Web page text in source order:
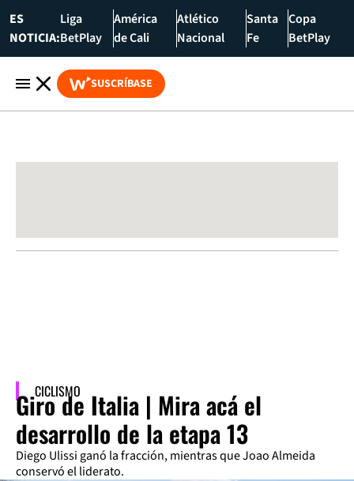
ES
NOTICIA:
Liga
BetPlay
América
de Cali
Atlético
Nacional
Santa
Fe
Copa
BetPlay
SUSCRÍBASE
CICLISMO
Giro de Italia | Mira acá el
desarrollo de la etapa 13
Diego Ulissi ganó la fracción, mientras que Joao Almeida
conservó el liderato.